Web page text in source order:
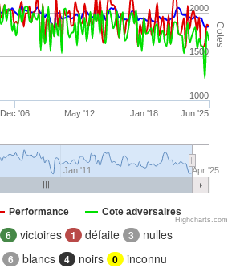
Cotes
Performance Cote adversaires
Jun '25
Dec '06 May '12 Jan '18
Apr '25
Jan '11
2000
1000
1500
Highcharts.com
6 victoires 1 défaite 3 nulles
6 blancs 4 noirs 0 inconnu